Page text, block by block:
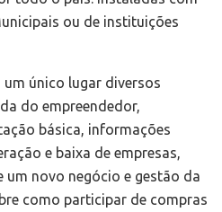
ou de instituições
um único lugar diversos
do empreendedor,
básica, informações
e baixa de empresas,
um novo negócio e gestão da
como participar de compras